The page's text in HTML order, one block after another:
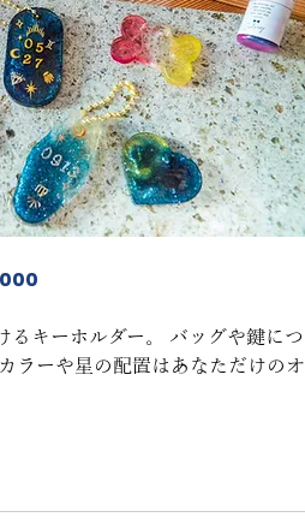
るキーホルダー。 バッグや鍵につ
ラーや星の配置はあなただけのオ